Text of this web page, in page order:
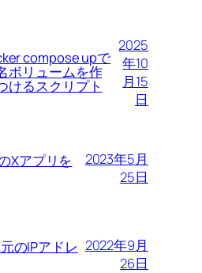
compose upで
ボリュームを作
けるスクリプト
2025
年10
月15
日
Xアプリを
2023年5月
25日
のIPアドレ 2022年9月
26日